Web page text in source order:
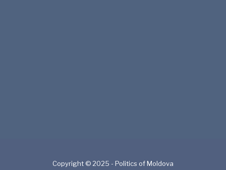
Copyright © 2025 - Politics of Moldova